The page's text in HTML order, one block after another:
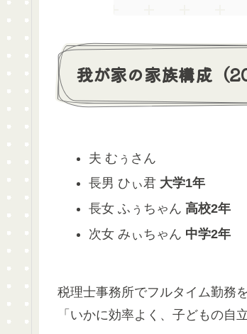
我が家の家族構成（
夫 むぅさん
長男 ひぃ君 大学1年
長女 ふぅちゃん 高校2年
次女 みぃちゃん 中学2年
税理士事務所でフルタイム勤務
「いかに効率よく、子どもの自